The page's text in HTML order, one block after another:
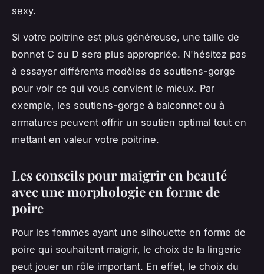
sexy.
Si votre poitrine est plus généreuse, une taille de
bonnet C ou D sera plus appropriée. N'hésitez pas
à essayer différents modèles de soutiens-gorge
pour voir ce qui vous convient le mieux. Par
exemple, les soutiens-gorge à balconnet ou à
armatures peuvent offrir un soutien optimal tout en
mettant en valeur votre poitrine.
Les conseils pour maigrir en beauté
avec une morphologie en forme de
poire
Pour les femmes ayant une silhouette en forme de
poire qui souhaitent maigrir, le choix de la lingerie
peut jouer un rôle important. En effet, le choix du